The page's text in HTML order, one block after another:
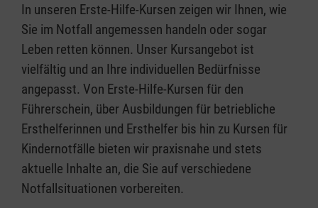
In unseren Erste-Hilfe-Kursen zeigen wir Ihnen, wie
Sie im Notfall angemessen handeln oder sogar
Leben retten können. Unser Kursangebot ist
vielfältig und an Ihre individuellen Bedürfnisse
angepasst. Von Erste-Hilfe-Kursen für den
Führerschein, über Ausbildungen für betriebliche
Ersthelferinnen und Ersthelfer bis hin zu Kursen für
Kindernotfälle bieten wir praxisnahe und stets
aktuelle Inhalte an, die Sie auf verschiedene
Notfallsituationen vorbereiten.